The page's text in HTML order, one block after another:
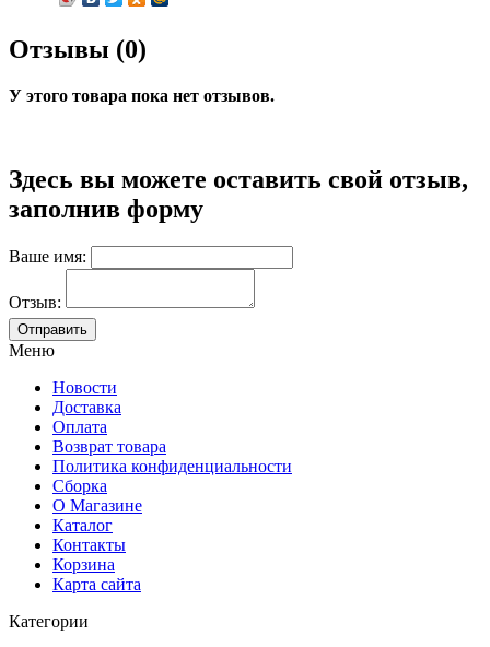
Отзывы (0)
У этого товара пока нет отзывов.
Здесь вы можете оставить свой отзыв,
заполнив форму
Ваше имя:
Отзыв:
Меню
Новости
Доставка
Оплата
Возврат товара
Политика конфиденциальности
Сборка
О Магазине
Каталог
Контакты
Корзина
Карта сайта
Категории